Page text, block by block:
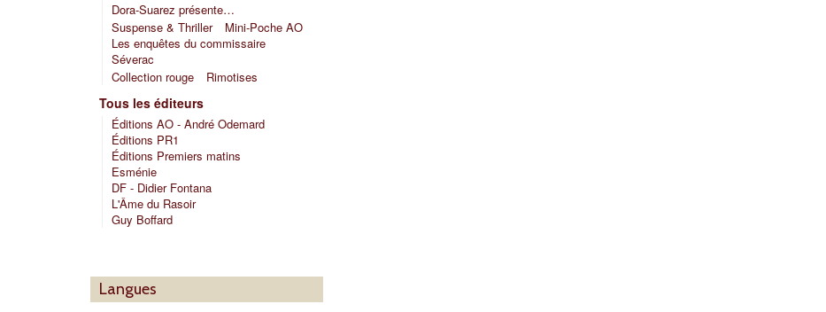
Dora-Suarez présente…
Suspense & Thriller
Mini-Poche AO
Les enquêtes du commissaire
Séverac
Collection rouge
Rimotises
Tous les éditeurs
Éditions AO - André Odemard
Éditions PR1
Éditions Premiers matins
Esménie
DF - Didier Fontana
L'Âme du Rasoir
Guy Boffard
Langues